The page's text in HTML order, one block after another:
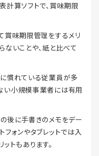
計算ソフトで、賞味期限
賞味期限管理をするメリ
ないことや、紙と比べて
慣れている従業員が多
い小規模事業者には有用
後に手書きのメモをデー
フォンやタブレットでは入
トもあります。